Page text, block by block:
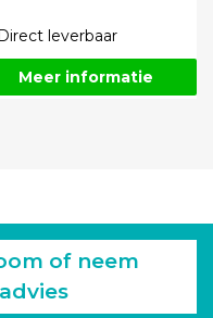
leverbaar
Meer informatie
of neem